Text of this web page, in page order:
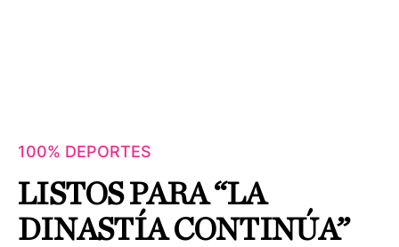
100% DEPORTES
LISTOS PARA “LA
DINASTÍA CONTINÚA”